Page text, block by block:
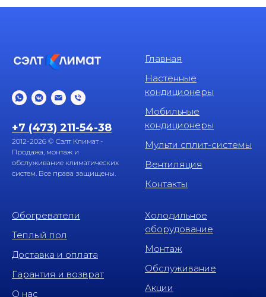
+7 (473) 211-54-38
2012-2026 © Сэлт Климат -
Продажа, монтаж и
обслуживание климатических
систем. Все права защищены.
Главная
Настенные
кондиционеры
Мобильные
кондиционеры
Мульти сплит-системы
Вентиляция
Контакты
Обогреватели
Теплый пол
Доставка и оплата
Гарантия и возврат
О нас
Холодильное
оборудование
Монтаж
Обслуживание
Акции